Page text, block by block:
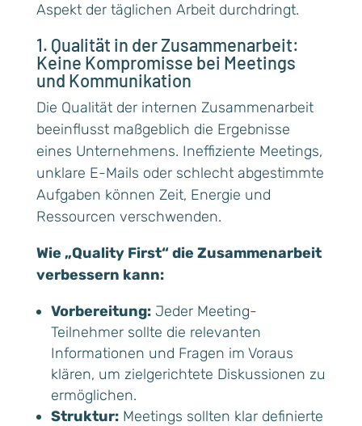
Aspekt der täglichen Arbeit durchdringt.
1. Qualität in der Zusammenarbeit:
Keine Kompromisse bei Meetings
und Kommunikation
Die Qualität der internen Zusammenarbeit
beeinflusst maßgeblich die Ergebnisse
eines Unternehmens. Ineffiziente Meetings,
unklare E-Mails oder schlecht abgestimmte
Aufgaben können Zeit, Energie und
Ressourcen verschwenden.
Wie „Quality First“ die Zusammenarbeit
verbessern kann:
Vorbereitung:Jeder Meeting-
Teilnehmer sollte die relevanten
Informationen und Fragen im Voraus
klären, um zielgerichtete Diskussionen zu
ermöglichen.
Struktur:Meetings sollten klar definierte